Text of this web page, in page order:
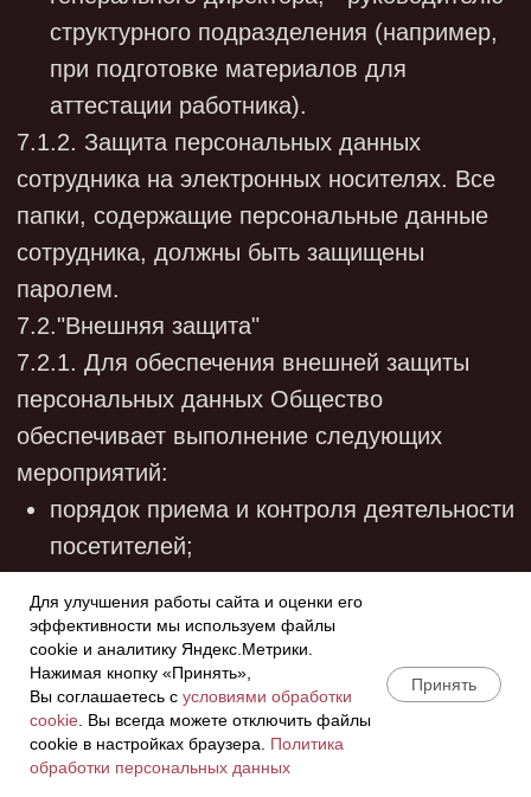
8. ОТВЕТСТВЕННОСТЬ ЗА НАРУШЕНИЕ
НОРМ, РЕГУЛИРУЮЩИХ ОБРАБОТКУ
ПЕРСОНАЛЬНЫХ ДАННЫХ
8.1. Лица, виновные в нарушении
положений законодательства РФ в
обработке персональных данных,
привлекаются к дисциплинарной и
порядке, установленном Трудовым
кодексом РФ и иными федеральными
законами. Кроме того, они привлекаются
правовой или уголовной ответственности
в порядке, установленном
федеральными законами. 8.2.
Моральный вред, причиненный субъекту
персональных данных вследствие
нарушения его прав, нарушения правил
несоблюдения требований к их защите,
установленных Законом о персональных
данных, подлежит возмещению в
соответствии с законодательством РФ.
Возмещение морального вреда
осуществляется независимо от
возмещения имущественного вреда и
понесенных субъектом персональных
Для улучшения работы сайта и оценки его
эффективности мы используем файлы
cookie и аналитику Яндекс.Метрики.
Нажимая кнопку «Принять»,
Вы соглашаетесь с условиями обработки
cookie . Вы всегда можете отключить файлы
cookie в настройках браузера. Политика
обработки персональных данных
Принять
КУПИТЬ